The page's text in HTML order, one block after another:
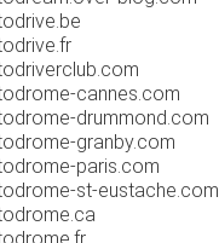
cannes.com
drummond.com
granby.com
paris.com
st-eustache.com